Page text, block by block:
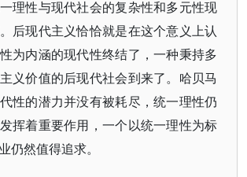
理性与现代社会的复杂性和多元性现
后现代主义恰恰就是在这个意义上认
为内涵的现代性终结了，一种秉持多
义价值的后现代社会到来了。哈贝马
性的潜力并没有被耗尽，统一理性仍
挥着重要作用，一个以统一理性为标
仍然值得追求。